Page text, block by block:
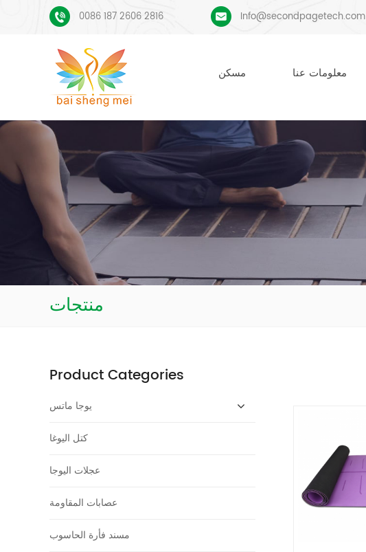
0086 187 2606 2816 Info@secondpagetech.com
مسكن معلومات عنا
منتجات
Product Categories
يوجا ماتس
كتل اليوغا
عجلات اليوجا
عصابات المقاومة
مسند فأرة الحاسوب